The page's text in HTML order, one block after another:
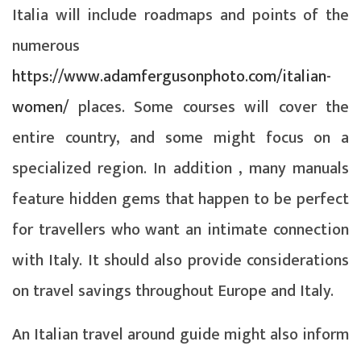
Italia will include roadmaps and points of the
numerous
https://www.adamfergusonphoto.com/italian-
women/places. Some courses will cover the
entire country, and some might focus on a
specialized region. In addition , many manuals
feature hidden gems that happen to be perfect
for travellers who want an intimate connection
with Italy. It should also provide considerations
on travel savings throughout Europe and Italy.
An Italian travel around guide might also inform